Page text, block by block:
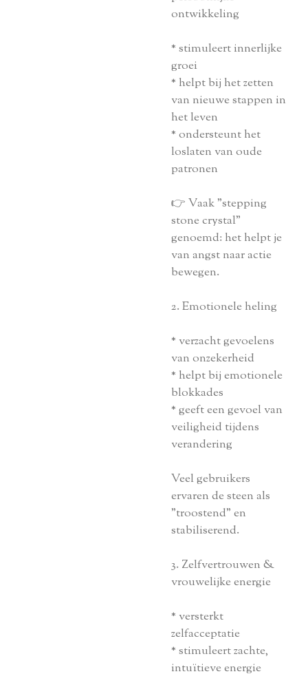
ontwikkeling
* stimuleert innerlijke
groei
* helpt bij het zetten
van nieuwe stappen in
het leven
* ondersteunt het
loslaten van oude
patronen
👉 Vaak "stepping
stone crystal"
genoemd: het helpt je
van angst naar actie
bewegen.
2. Emotionele heling
* verzacht gevoelens
van onzekerheid
* helpt bij emotionele
blokkades
* geeft een gevoel van
veiligheid tijdens
verandering
Veel gebruikers
ervaren de steen als
"troostend" en
stabiliserend.
3. Zelfvertrouwen &
vrouwelijke energie
* versterkt
zelfacceptatie
* stimuleert zachte,
intuïtieve energie